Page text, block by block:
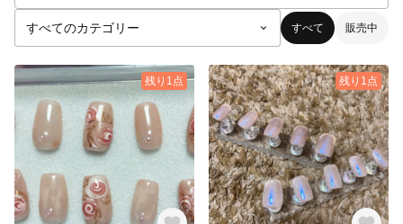
すべて 販売中
残り1点 残り1点